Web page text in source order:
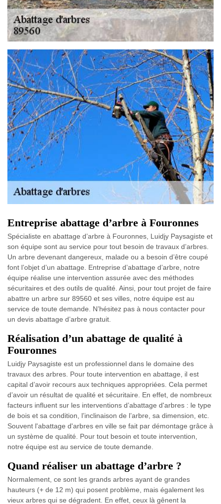
Entreprise abattage d’arbre à Fouronnes
Spécialiste en abattage d’arbre à Fouronnes, Luidjy Paysagiste et
son équipe sont au service pour tout besoin de travaux d’arbres.
Un arbre devenant dangereux, malade ou a besoin d’être coupé
font l’objet d’un abattage. Entreprise d’abattage d’arbre, notre
équipe réalise une intervention assurée avec des méthodes
sécuritaires et des outils de qualité. Ainsi, pour tout projet de faire
abattre un arbre sur 89560 et ses villes, notre équipe est au
service de toute demande. N’hésitez pas à nous contacter pour
un devis abattage d’arbre gratuit.
Réalisation d’un abattage de qualité à
Fouronnes
Luidjy Paysagiste est un professionnel dans le domaine des
travaux des arbres. Pour toute intervention en abattage, il est
capital d’avoir recours aux techniques appropriées. Cela permet
d’avoir un résultat de qualité et sécuritaire. En effet, de nombreux
facteurs influent sur les interventions d’abattage d'arbres : le type
de bois et sa condition, l’inclinaison de l’arbre, sa dimension, etc.
Souvent l'abattage d'arbres en ville se fait par démontage grâce à
un système de qualité. Pour tout besoin et toute intervention,
notre équipe est au service de toute demande.
Quand réaliser un abattage d’arbre ?
Normalement, ce sont les grands arbres ayant de grandes
hauteurs (+ de 12 m) qui posent problème, mais également les
vieux arbres qui se dégradent. En effet, ceux là gênent la